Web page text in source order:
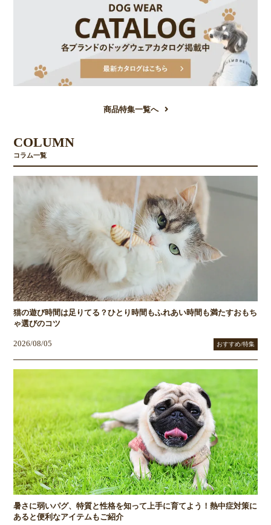
商品特集一覧へ
COLUMN
コラム一覧
猫の遊び時間は足りてる？ひとり時間もふれあい時間も満たすおもち
ゃ選びのコツ
2026/08/05 おすすめ/特集
暑さに弱いパグ、特質と性格を知って上手に育てよう！熱中症対策に
あると便利なアイテムもご紹介